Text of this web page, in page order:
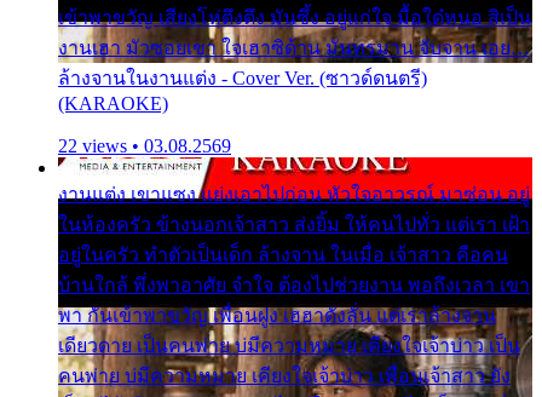
เข้าพาขวัญ เสียงโห่ตึงตึง มันซึ้ง อยู่แก่ใจ มื้อใด๋หนอ สิเป็น
งานเฮา มัวซอยเขา ใจเฮาซิด้าน มันทรมาน จับจาน เอย…
ล้างจานในงานแต่ง - Cover Ver. (ซาวด์ดนตรี)
(KARAOKE)
22 views • 03.08.2569
งานแต่ง เขาแซง แย่งเอาไปก่อน หัวใจอาวรณ์ มาซ่อน อยู่
ในห้องครัว ข้างนอกเจ้าสาว ส่งยิ้ม ให้คนไปทั่ว แต่เรา เฝ้า
อยู่ในครัว ทำตัวเป็นเด็ก ล้างจาน ในเมื่อ เจ้าสาว คือคน
บ้านใกล้ พึ่งพาอาศัย จำใจ ต้องไปช่วยงาน พอถึงเวลา เขา
พา กันเข้าพาขวัญ เพื่อนฝูง เฮฮาดังลั่น แต่เราล้างจาน
เดียวดาย เป็นคนพ่าย บ่มีความหมาย เคียงใจเจ้าบ่าว เป็น
คนพ่าย บ่มีความหมาย เคียงใจเจ้าบ่าว เพื่อนเจ้าสาว ยัง